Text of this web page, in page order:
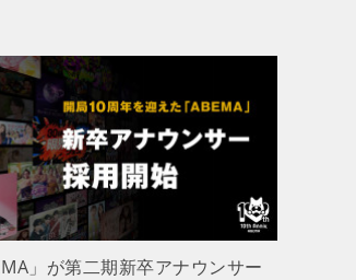
」が第二期新卒アナウンサー